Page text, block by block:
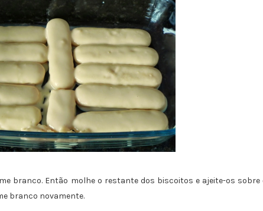
branco. Então molhe o restante dos biscoitos e ajeite-os sobre
branco novamente.